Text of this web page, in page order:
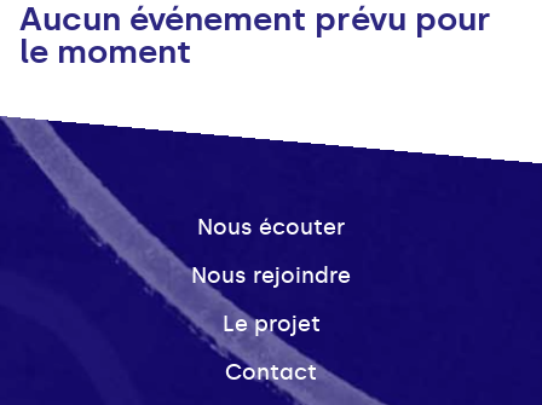
Aucun événement prévu pour
le moment
Nous écouter
Nous rejoindre
Le projet
Contact